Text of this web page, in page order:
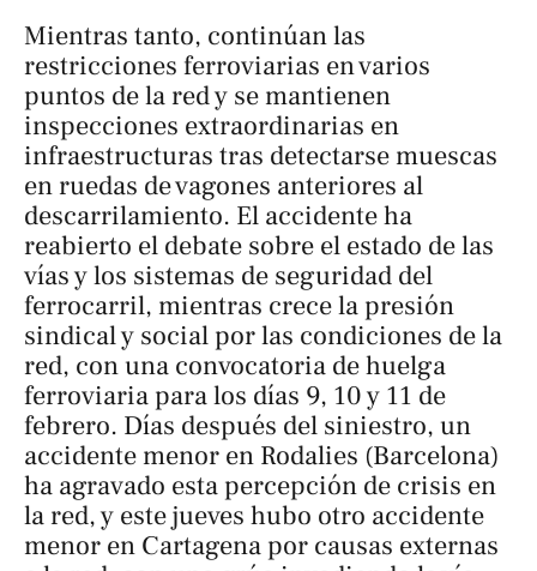
Mientras tanto, continúan las
restricciones ferroviarias en varios
puntos de la red y se mantienen
inspecciones extraordinarias en
infraestructuras tras detectarse muescas
en ruedas de vagones anteriores al
descarrilamiento. El accidente ha
reabierto el debate sobre el estado de las
vías y los sistemas de seguridad del
ferrocarril, mientras crece la presión
sindical y social por las condiciones de la
red, con una convocatoria de huelga
ferroviaria para los días 9, 10 y 11 de
febrero. Días después del siniestro, un
accidente menor en Rodalies (Barcelona)
ha agravado esta percepción de crisis en
la red, y este jueves hubo otro accidente
menor en Cartagena por causas externas